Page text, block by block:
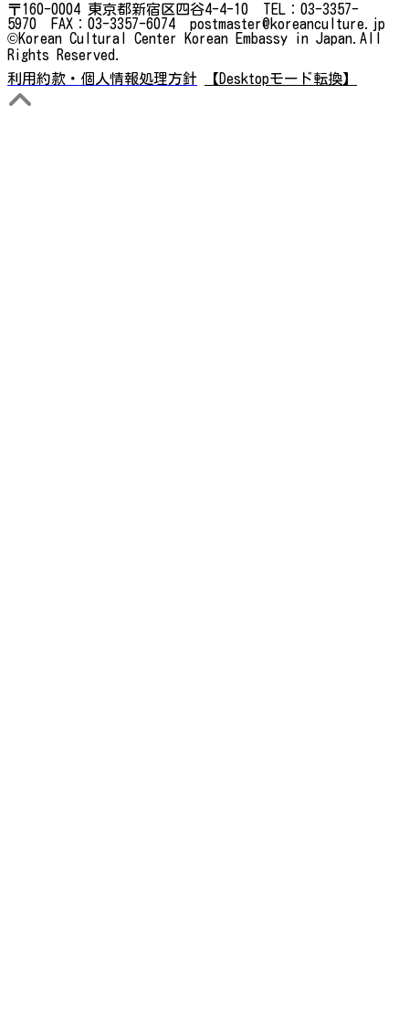
〒160-0004 東京都新宿区四谷4-4-10 TEL：03-3357-
5970 FAX：03-3357-6074 postmaster@koreanculture.jp
©Korean Cultural Center Korean Embassy in Japan.All
Rights Reserved.
利用約款・個人情報処理方針
【Desktopモード転換】